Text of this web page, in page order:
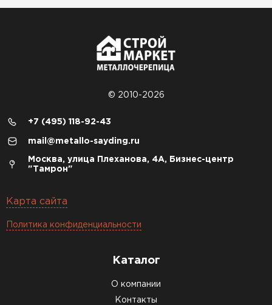
© 2010-2026
+7 (495) 118-92-43
mail@metallo-sayding.ru
Москва, улица Плеханова, 4А, Бизнес-центр
"Тамрон"
Карта сайта
Политика конфиденциальности
Каталог
О компании
Контакты